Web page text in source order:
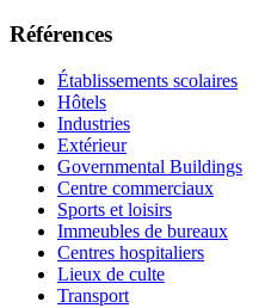
Références
Établissements scolaires
Hôtels
Industries
Extérieur
Governmental Buildings
Centre commerciaux
Sports et loisirs
Immeubles de bureaux
Centres hospitaliers
Lieux de culte
Transport